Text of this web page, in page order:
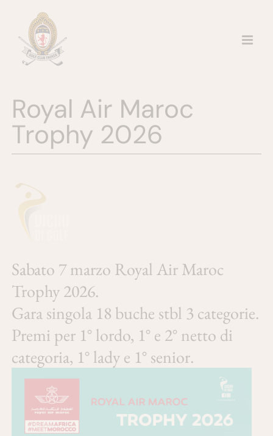
contenuto
Royal Air Maroc
Trophy 2026
Sabato 7 marzo Royal Air Maroc
Trophy 2026.
Gara singola 18 buche stbl 3 categorie.
Premi per 1° lordo, 1° e 2° netto di
categoria, 1° lady e 1° senior.